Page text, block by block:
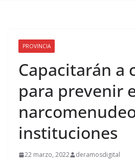
PROVINCIA
Capacitarán a
para prevenir
instituciones
22 marzo, 2022 deramosdigital